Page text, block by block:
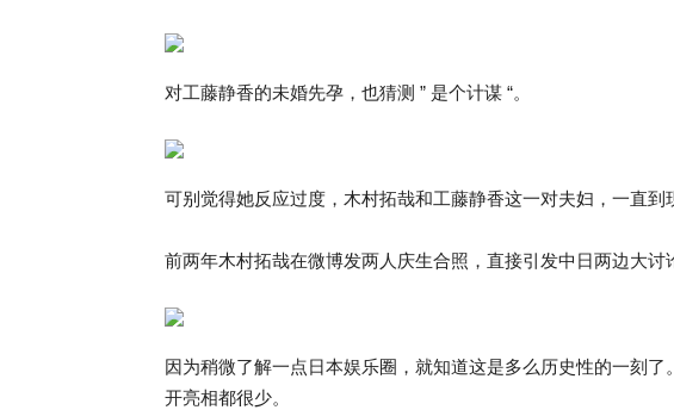
对工藤静香的未婚先孕，也猜测 ” 是个计谋 “。
可别觉得她反应过度，木村拓哉和工藤静香这一对夫妇，一直到
前两年木村拓哉在微博发两人庆生合照，直接引发中日两边大讨
因为稍微了解一点日本娱乐圈，就知道这是多么历史性的一刻
开亮相都很少。